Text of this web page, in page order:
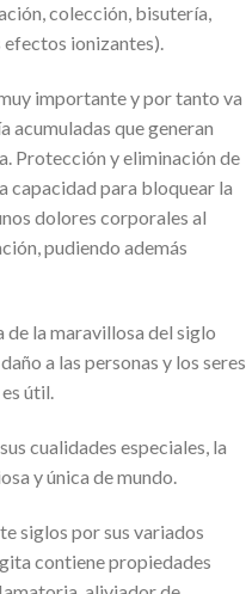
colección, bisutería,
efectos ionizantes).
importante y por tanto va
acumuladas que generan
Protección y eliminación de
capacidad para bloquear la
dolores corporales al
pudiendo además
de la maravillosa del siglo
a las personas y los seres
útil.
cualidades especiales, la
y única de mundo.
siglos por sus variados
contiene propiedades